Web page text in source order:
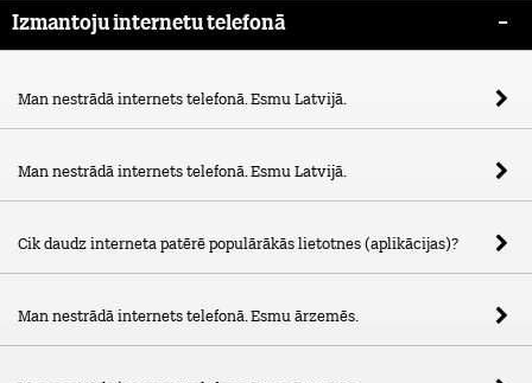
Izmantoju internetu telefonā
Man nestrādā internets telefonā. Esmu Latvijā.
Man nestrādā internets telefonā. Esmu Latvijā.
Cik daudz interneta patērē populārākās lietotnes (aplikācijas)?
Man nestrādā internets telefonā. Esmu ārzemēs.